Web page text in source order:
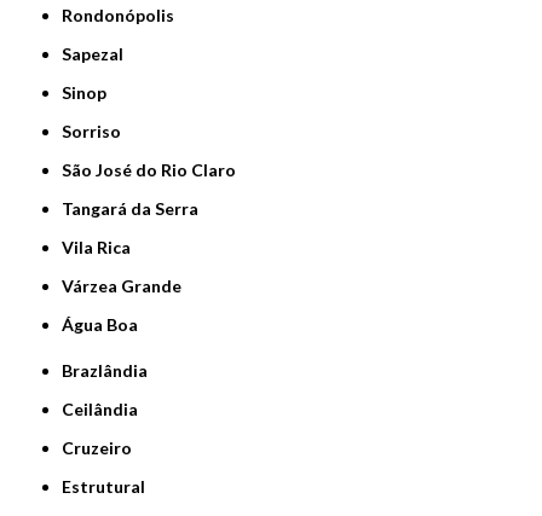
Rondonópolis
Sapezal
Sinop
Sorriso
São José do Rio Claro
Tangará da Serra
Vila Rica
Várzea Grande
Água Boa
Brazlândia
Ceilândia
Cruzeiro
Estrutural